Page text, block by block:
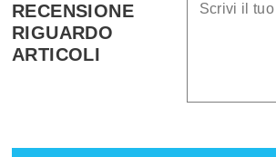
RECENSIONE
RIGUARDO
ARTICOLI